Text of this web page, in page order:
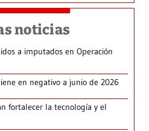
noticias
a imputados en Operación
en negativo a junio de 2026
fortalecer la tecnología y el